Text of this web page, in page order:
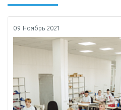
09 Ноябрь 2021